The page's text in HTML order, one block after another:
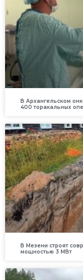
В Архангельском
400 торакальных
В Мезени строят
мощностью 3 МВт